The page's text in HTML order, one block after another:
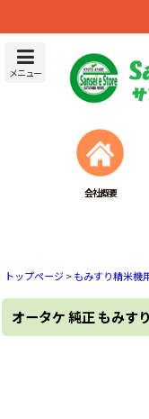
メニュー
会社概要
トップページ>もみすり精米機
オータケ 純正 もみす